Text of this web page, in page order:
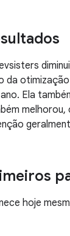
da
Ela
hoje